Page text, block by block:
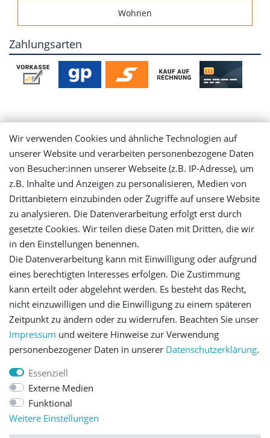
Wohnen
Zahlungsarten
Mein Konto
Login
Registrieren
Versandinformationen
Let's stay connected
Impressum Daten­schutz­erklärung AGB
Barrierefreiheitserklärung
Wir verwenden Cookies und ähnliche Technologien auf
unserer Website und verarbeiten personenbezogene Daten
von Besucher:innen unserer Webseite (z.B. IP-Adresse), um
z.B. Inhalte und Anzeigen zu personalisieren, Medien von
Drittanbietern einzubinden oder Zugriffe auf unsere Website
zu analysieren. Die Datenverarbeitung erfolgt erst durch
gesetzte Cookies. Wir teilen diese Daten mit Dritten, die wir
in den Einstellungen benennen.
Die Datenverarbeitung kann mit Einwilligung oder aufgrund
eines berechtigten Interesses erfolgen. Die Zustimmung
kann erteilt oder abgelehnt werden. Es besteht das Recht,
nicht einzuwilligen und die Einwilligung zu einem späteren
Zeitpunkt zu ändern oder zu widerrufen. Beachten Sie unser
Impressum und weitere Hinweise zur Verwendung
personenbezogener Daten in unserer Daten­schutz­erklärung.
Essenziell
Externe Medien
Funktional
Weitere Einstellungen